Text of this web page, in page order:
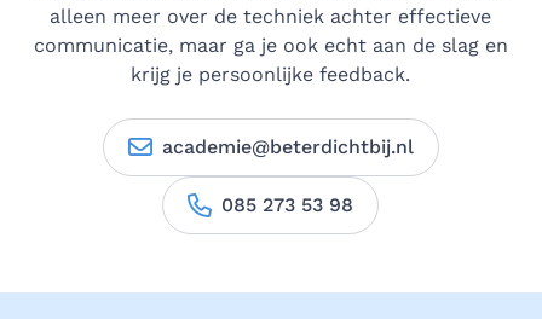
alleen meer over de techniek achter effectieve
communicatie, maar ga je ook echt aan de slag en
krijg je persoonlijke feedback.
academie@beterdichtbij.nl
085 273 53 98